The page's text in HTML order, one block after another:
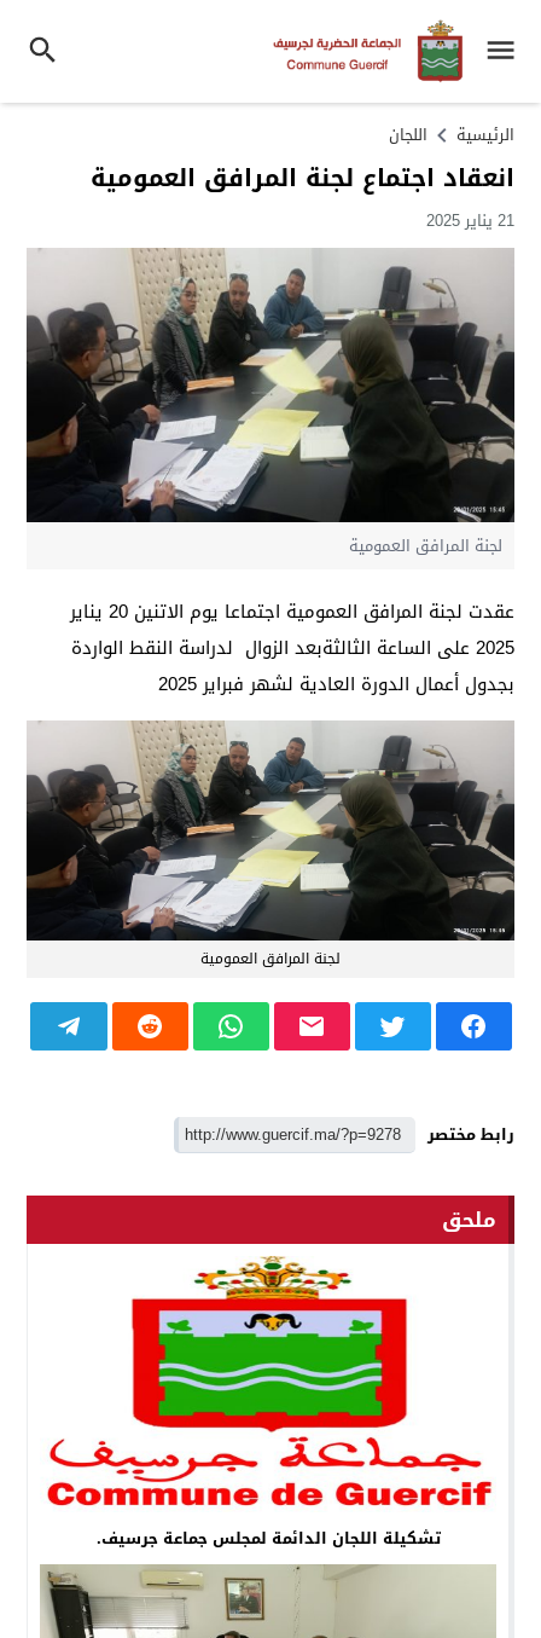
الرئيسية اللجان
انعقاد اجتماع لجنة المرافق العمومية
21 يناير 2025
لجنة المرافق العمومية
عقدت لجنة المرافق العمومية اجتماعا يوم الاتنين 20 يناير
2025 على الساعة الثالثةبعد الزوال لدراسة النقط الواردة
بجدول أعمال الدورة العادية لشهر فبراير 2025
لجنة المرافق العمومية
رابط مختصر
ملحق
تشكيلة اللجان الدائمة لمجلس جماعة جرسيف.